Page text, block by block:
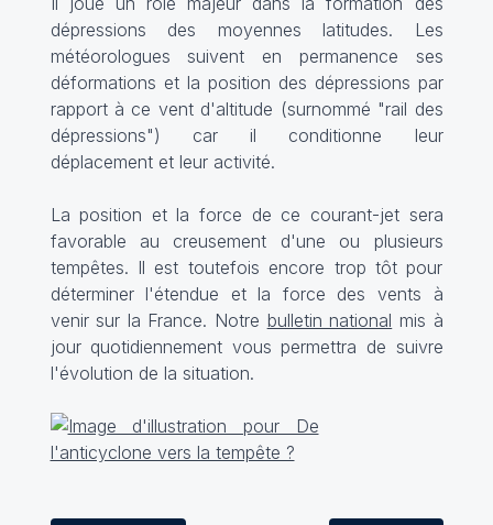
dépressions des moyennes latitudes. Les
météorologues suivent en permanence ses
déformations et la position des dépressions par
rapport à ce vent d'altitude (surnommé "rail des
dépressions") car il conditionne leur
déplacement et leur activité.
La position et la force de ce courant-jet sera
favorable au creusement d'une ou plusieurs
tempêtes. Il est toutefois encore trop tôt pour
déterminer l'étendue et la force des vents à
venir sur la France. Notre bulletin national mis à
jour quotidiennement vous permettra de suivre
l'évolution de la situation.